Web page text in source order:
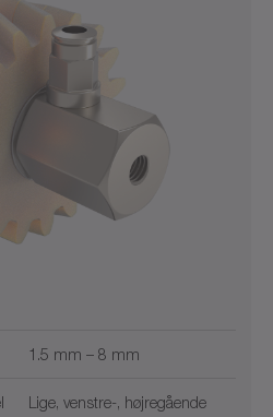
1.5 mm – 8 mm
Lige, venstre-, højregående